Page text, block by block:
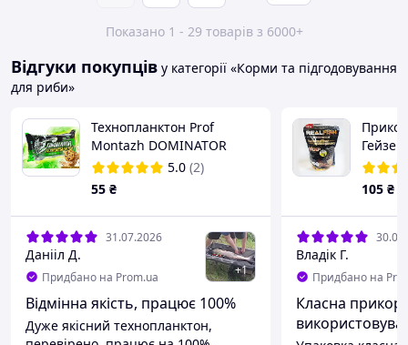
Показано 1 - 29 товарів з 6000+
Відгуки покупців у категорії «Корми та підгодовування
для риби»
Технопланктон Prof
Montazh DOMINATOR
FLUORO 2х90г Пряжене
Молоко
5.0 (2)
55 ₴
31.07.2026
Данііл Д.
Придбано на Prom.ua +1
Відмінна якість, працює 100%
Дуже якісний технопланктон,
105 ₴
Владік Г.
Придбано на
Класна